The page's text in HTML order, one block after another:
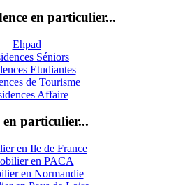
en particulier...
Ehpad
Séniors
Etudiantes
de Tourisme
Affaire
particulier...
en Ile de France
en PACA
en Normandie